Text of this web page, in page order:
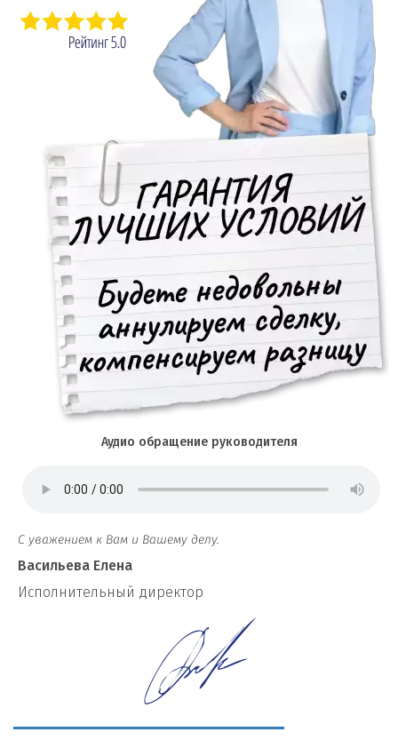
Аудио обращение руководителя
С уважением к Вам и Вашему делу.
Васильева Елена
И сполнительный директор